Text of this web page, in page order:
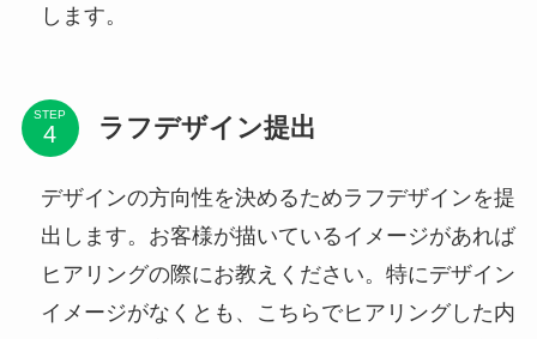
します。
STEP ラフデザイン提出
デザインの方向性を決めるためラフデザインを提
出します。お客様が描いているイメージがあれば
ヒアリングの際にお教えください。特にデザイン
イメージがなくとも、こちらでヒアリングした内